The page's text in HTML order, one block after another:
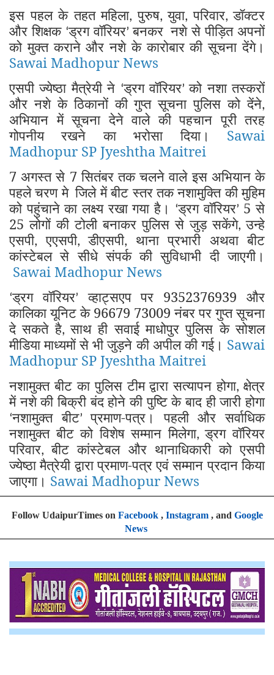
इस पहल के तहत महिला,पुरुष,युवा,परिवार,डॉक्टर
और शिक्षक ‘ड्रग वॉरियर’बनकर नशे से पीड़ित अपनों
को मुक्त कराने और नशे के कारोबार की सूचना देंगे।
Sawai Madhopur News
एसपी ज्येष्ठा मैत्रेयी ने ‘ड्रग वॉरियर’को नशा तस्करों
और नशे के ठिकानों की गुप्त सूचना पुलिस को देंने,
अभियान में सूचना देने वाले की पहचान पूरी तरह
गोपनीय रखने का भरोसा दिया। Sawai
Madhopur SP Jyeshtha Maitrei
7 अगस्त से 7 सितंबर तक चलने वाले इस अभियान के
पहले चरण मे जिले में बीट स्तर तक नशामुक्ति की मुहिम
को पहुंचाने का लक्ष्य रखा गया है।
‘ड्रग वॉरियर’ 5 से
25 लोगों की टोली बनाकर पुलिस से जुड़ सकेंगे,उन्हे
एसपी,एएसपी,डीएसपी, थाना प्रभारी अथवा बीट
कांस्टेबल से सीधे संपर्क की सुविधाभी दी जाएगी।
Sawai Madhopur News
‘ड्रग वॉरियर’
व्हाट्सएप पर 9352376939 और
कालिका यूनिट के 96679 73009 नंबर पर गुप्त सूचना
दे सकते है,साथ ही सवाई माधोपुर पुलिस के सोशल
मीडिया माध्यमों से भी जुड़ने की अपील की गई। Sawai
Madhopur SP Jyeshtha Maitrei
नशामुक्त बीट का पुलिस टीम द्वारा सत्यापन होगा, क्षेत्र
में नशे की बिक्री बंद होने की पुष्टि के बाद ही जारी होगा
‘नशामुक्त बीट’प्रमाण-पत्र। पहली और सर्वाधिक
नशामुक्त बीट को विशेष सम्मान मिलेगा,ड्रग वॉरियर
परिवार,बीट कांस्टेबल और थानाधिकारी को एसपी
ज्येष्ठा मैत्रेयी द्वारा प्रमाण-पत्र एवं सम्मान प्रदान किया
जाएगा। Sawai Madhopur News
Follow UdaipurTimes on Facebook, Instagram, and Google
News